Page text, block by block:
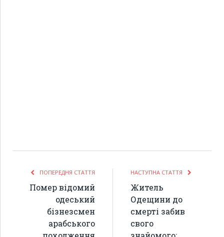
ПОПЕРЕДНЯ СТАТТЯ
Помер відомий
одеський
бізнезсмен
арабського
НАСТУПНА СТАТТЯ
Житель
Одещини до
смерті забив
свого